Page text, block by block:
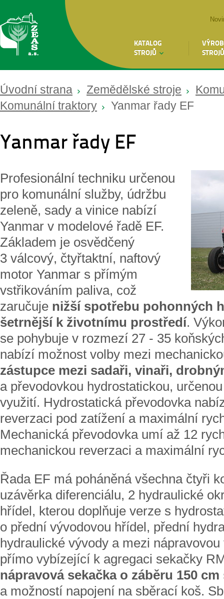
KATALOG
STROJŮ
STROJŮ
Úvodní strana Zemědělské stroje
Komunální traktory
Yanmar řady EF
Yanmar řady EF
Profesionální techniku určenou
pro komunální služby, údržbu
zeleně, sady a vinice nabízí
Yanmar v modelové řadě EF.
Základem je osvědčený
3 válcový, čtyřtaktní, naftový
motor Yanmar s přímým
vstřikováním paliva, což
zaručuje nižší spotřebu pohonných
šetrnější k životnímu prostředí.
se pohybuje v rozmezí 27 - 35
nabízí možnost volby mezi
zástupce mezi sadaři, vinaři,
a převodovkou hydrostatickou,
využití. Hydrostatická převodovka
reverzaci pod zatížení a maximální
Mechanická převodovka umí až 12
mechanickou reverzaci a maximální
Řada EF má poháněná všechna čtyři
uzávěrka diferenciálu, 2 hydraulické
hřídel, kterou doplňuje verze s
o přední vývodovou hřídel, přední
hydraulické vývody a mezi
přímo vybízející k agregaci sekačky
nápravová sekačka o záběru 150
a možností napojení na sběrací koš.